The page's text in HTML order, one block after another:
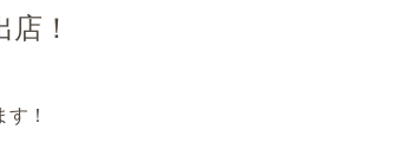
！
す！